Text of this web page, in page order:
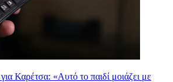
Καρέτσα: «Αυτό το παιδί μοιάζει με